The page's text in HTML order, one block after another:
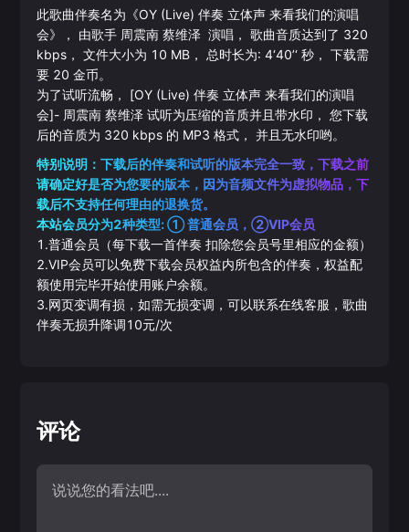
此歌曲伴奏名为《OY (Live) 伴奏 立体声 来看我们的演唱
会》， 由歌手 周震南 蔡维泽 演唱， 歌曲音质达到了 320
kbps， 文件大小为 10 MB， 总时长为: 4‘40’‘秒， 下载需
要 20 金币。
为了试听流畅， [OY (Live) 伴奏 立体声 来看我们的演唱
会]- 周震南 蔡维泽 试听为压缩的音质并且带水印， 您下载
后的音质为 320 kbps 的 MP3 格式， 并且无水印哟。
特别说明：下载后的伴奏和试听的版本完全一致，下载之前
请确定好是否为您要的版本，因为音频文件为虚拟物品，下
载后不支持任何理由的退换货。
本站会员分为2种类型: ① 普通会员，②VIP会员
1.普通会员（每下载一首伴奏 扣除您会员号里相应的金额）
2.VIP会员可以免费下载会员权益内所包含的伴奏，权益配
额使用完毕开始使用账户余额。
3.网页变调有损，如需无损变调，可以联系在线客服，歌曲
伴奏无损升降调10元/次
评论